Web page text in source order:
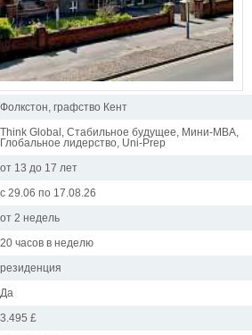
Фолкстон, графство Кент
Think Global, Стабильное будущее, Мини-MBA,
Глобальное лидерство, Uni-Prep
от 13 до 17 лет
с 29.06 по 17.08.26
от 2 недель
20 часов в неделю
резиденция
Да
3.495 £